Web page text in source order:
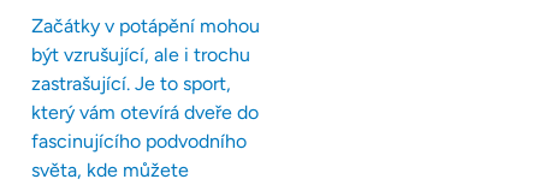
Začátky v potápění mohou
být vzrušující, ale i trochu
zastrašující. Je to sport,
který vám otevírá dveře do
fascinujícího podvodního
světa, kde můžete